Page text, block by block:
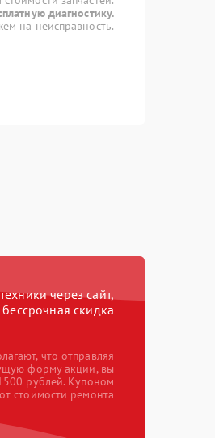
диагностику.
на неисправность.
через сайт,
скидка
что отправляя
форму акции, вы
рублей. Купоном
стоимости ремонта